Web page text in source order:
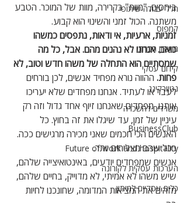
חלל עבודה שיתופי
קמפוס
מועדון חברתי
קידום עסקי
נטוורקינג
משרדים להשכרה
BusinessClub
Future of work and hospitality
הערכות עסקית לקורונה
כלים עסקיים למיתון
ביחסים, "מוות" בקרירה, מוות של המוכר. הטבע
משתנה. הכול זמני והשינוי הוא קבוע.
זמניות, ארעיות, אי ודאות, נתפסים כמשהו
כואב. אנחנו לא נהנים מהם. אבל, כל מה
שמסתיים הוא התחלה של משהו חדש וטוב, לא
פחות. ההווה נורא מפחיד אנשים, לכן בורחים
לעבר או לעתיד. אנחנו מפחדים שלא יעריכו
אותנו, מפחדים שאנחנו זיוף אחד גדול וזה רק
עיניין של זמן, עד שיגלו את זה בחוץ. כל
האנשים הכי חכמים שאני מכירה מרגישים ככה.
ככל שהם מצליחים יותר.
אנשים שמפחדים יודעים, באינטואיצייה שלהם,
שיש משהו לא אמיתי, לא מדוייק, בחיים שלהם,
מזהים את המציאות המדומה, שחונכנו לחיות